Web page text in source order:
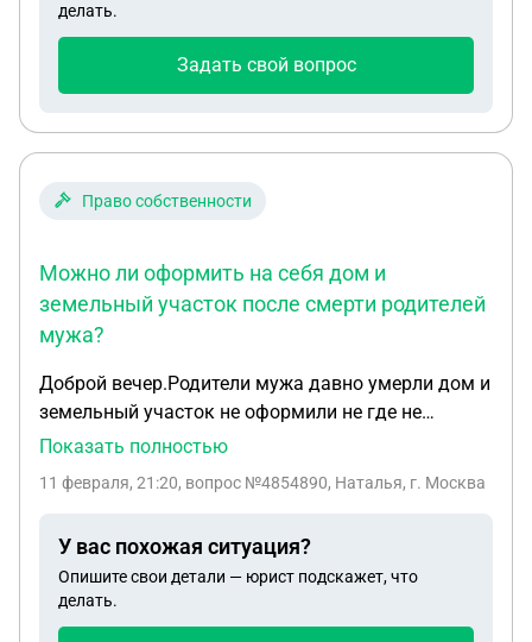
делать.
Задать свой вопрос
Право собственности
Можно ли оформить на себя дом и
земельный участок после смерти родителей
мужа?
Доброй вечер.Родители мужа давно умерли дом и
земельный участок не оформили не где не
зарегистрирован.Я проживаю в этом доме почти
порядок на участке...могу ли я оформить
Показать полностью
11 февраля, 21:20, вопрос №4854890, Наталья, г. Москва
У вас похожая ситуация?
Опишите свои детали — юрист подскажет, что
делать.